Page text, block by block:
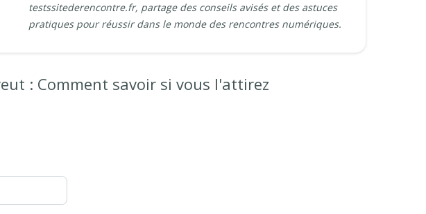
testssitederencontre.fr, partage des conseils avisés et des astuces
pratiques pour réussir dans le monde des rencontres numériques.
: Comment savoir si vous l'attirez